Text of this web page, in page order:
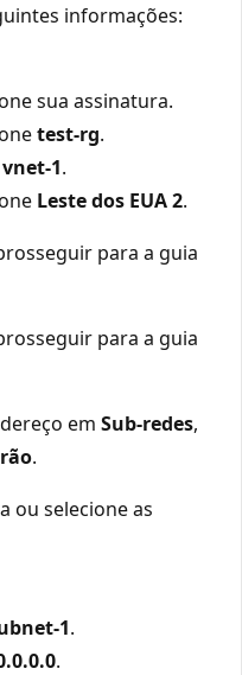
informações:
sua assinatura.
test-rg.
vnet-1.
Leste dos EUA 2.
para a guia
para a guia
em Sub-redes,
.
ou selecione as
1.
.